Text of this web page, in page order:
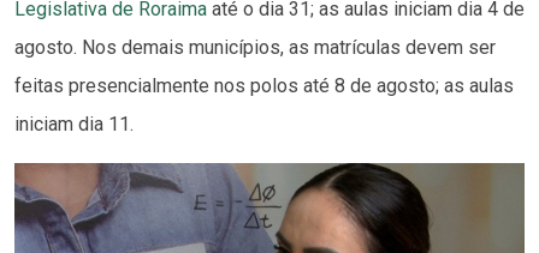
Legislativa de Roraima até o dia 31; as aulas iniciam dia 4 de
agosto. Nos demais municípios, as matrículas devem ser
feitas presencialmente nos polos até 8 de agosto; as aulas
iniciam dia 11.